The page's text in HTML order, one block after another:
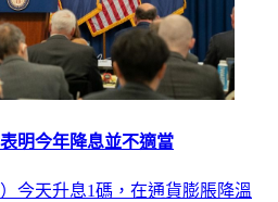
明今年降息並不適當
今天升息1碼，在通貨膨脹降溫